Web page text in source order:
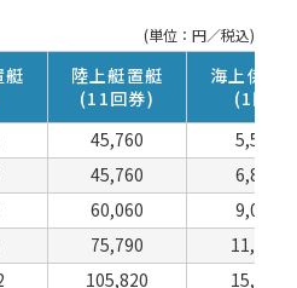
(単位：円／税込)
艇
陸上艇置艇
(11回券)
海上係留
(1回)
45,760
5,500
45,760
6,820
60,060
9,020
75,790
11,330
105,820 15,730